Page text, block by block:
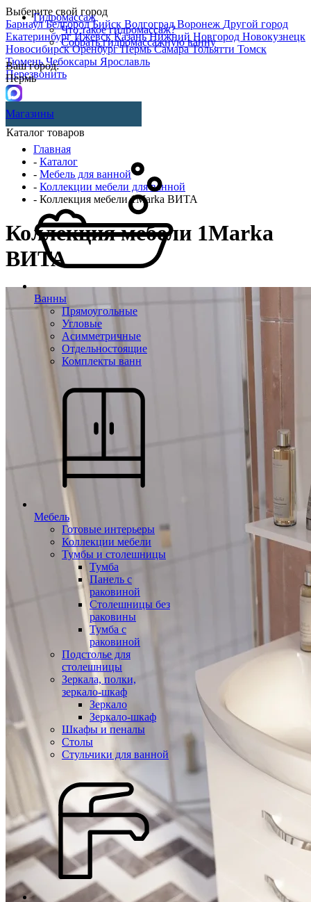
Выберите свой город
БарнаулБелгородБийск ВолгоградВоронеж Другой город
ЕкатеринбургИжевскКазаньНижний Новгород Новокузнецк
НовосибирскОренбургПермьСамараТольятти Томск
ТюменьЧебоксары Ярославль
Перезвонить
Гидромассаж
Что такое гидромассаж?
Собрать гидромассажную ванну
Ваш город:
Пермь
Магазины
Каталог товаров
Ванны
Прямоугольные
Угловые
Асимметричные
Отдельностоящие
Комплекты ванн
Мебель
Готовые интерьеры
Коллекции мебели
Тумбы и столешницы
Тумба
Панель с
раковиной
Столешницы без
раковины
Тумба с
раковиной
Подстолье для
столешницы
Зеркала, полки,
зеркало-шкаф
Зеркало
Зеркало-шкаф
Шкафы и пеналы
Столы
Стульчики для ванной
Главная
- Каталог
- Мебель для ванной
- Коллекции мебели для ванной
- Коллекция мебели 1Marka ВИТА
Коллекция мебели 1Marka
ВИТА